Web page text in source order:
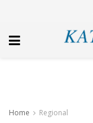
Home Regional